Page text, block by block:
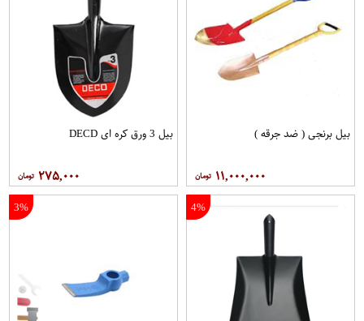
بیل برنجی ( ضد جرقه )
۱۱,۰۰۰,۰۰۰
بیل 3 ورق کره ای DECD
۲۷۵,۰۰۰
4%
3%